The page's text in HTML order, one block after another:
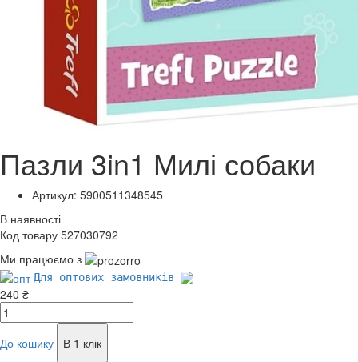
Пазли 3in1 Милі собаки
Артикул: 5900511348545
В наявності
Код товару 527030792
Ми працюємо з
Для оптових замовників
240 ₴
До кошику
В 1 клік